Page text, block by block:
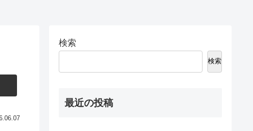
検索
検索
最近の投稿